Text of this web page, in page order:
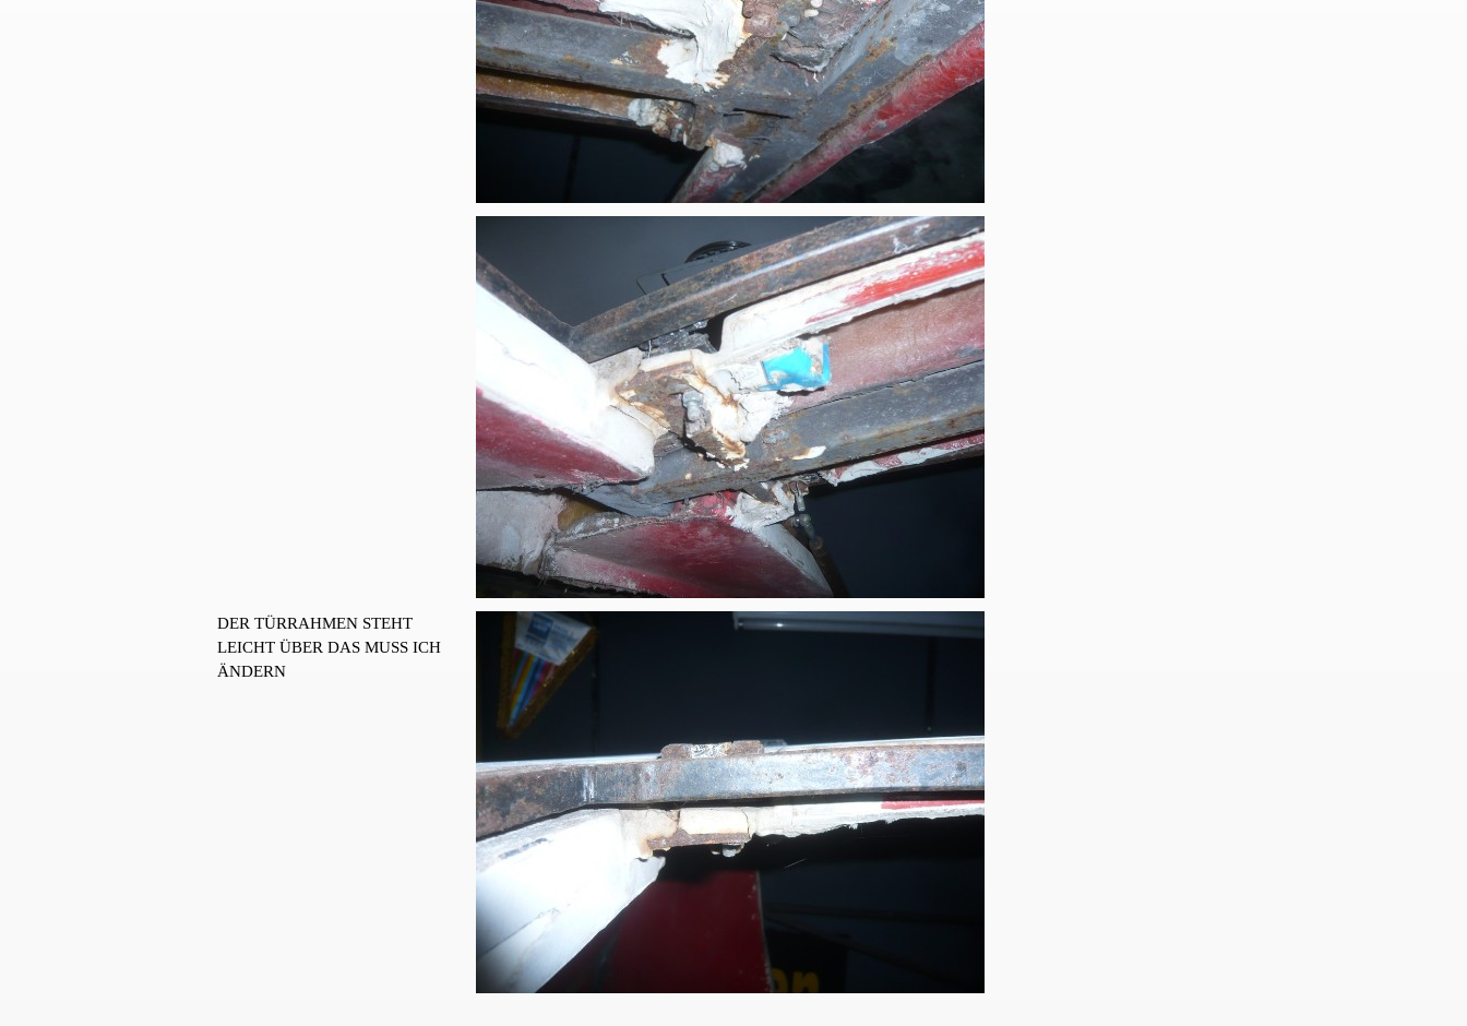
DER TÜRRAHMEN STEHT
LEICHT ÜBER DAS MUSS ICH
ÄNDERN